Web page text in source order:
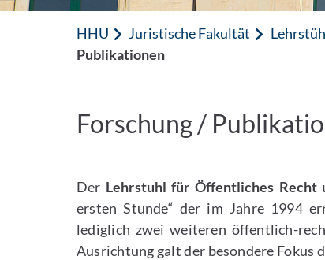
HHU Juristische Fakultät
Publikationen
Forschung /
Der Lehrstuhl für Öffentliches Recht
ersten Stunde“ der im Jahre 1994
lediglich zwei weiteren öffentlich-
Ausrichtung galt der besondere Fokus